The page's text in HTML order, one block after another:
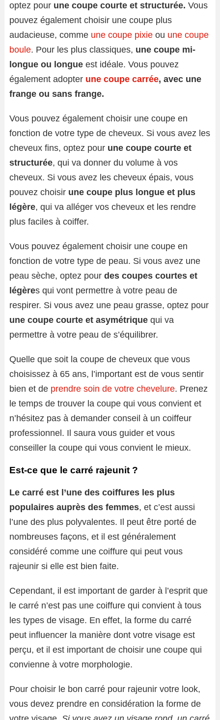
optez pour une coupe courte et structurée. Vous
pouvez également choisir une coupe plus
audacieuse, comme une coupe pixie ou une coupe
boule. Pour les plus classiques, une coupe mi-
longue ou longue est idéale. Vous pouvez
également adopter une coupe carrée, avec une
frange ou sans frange.
Vous pouvez également choisir une coupe en
fonction de votre type de cheveux. Si vous avez les
cheveux fins, optez pour une coupe courte et
structurée, qui va donner du volume à vos
cheveux. Si vous avez les cheveux épais, vous
pouvez choisir une coupe plus longue et plus
légère, qui va alléger vos cheveux et les rendre
plus faciles à coiffer.
Vous pouvez également choisir une coupe en
fonction de votre type de peau. Si vous avez une
peau sèche, optez pour des coupes courtes et
légères qui vont permettre à votre peau de
respirer. Si vous avez une peau grasse, optez pour
une coupe courte et asymétrique qui va
permettre à votre peau de s’équilibrer.
Quelle que soit la coupe de cheveux que vous
choisissez à 65 ans, l’important est de vous sentir
bien et de prendre soin de votre chevelure. Prenez
le temps de trouver la coupe qui vous convient et
n’hésitez pas à demander conseil à un coiffeur
professionnel. Il saura vous guider et vous
conseiller la coupe qui vous convient le mieux.
Est-ce que le carré rajeunit ?
Le carré est l’une des coiffures les plus
populaires auprès des femmes, et c’est aussi
l’une des plus polyvalentes. Il peut être porté de
nombreuses façons, et il est généralement
considéré comme une coiffure qui peut vous
rajeunir si elle est bien faite.
Cependant, il est important de garder à l’esprit que
le carré n’est pas une coiffure qui convient à tous
les types de visage. En effet, la forme du carré
peut influencer la manière dont votre visage est
perçu, et il est important de choisir une coupe qui
convienne à votre morphologie.
Pour choisir le bon carré pour rajeunir votre look,
vous devez prendre en considération la forme de